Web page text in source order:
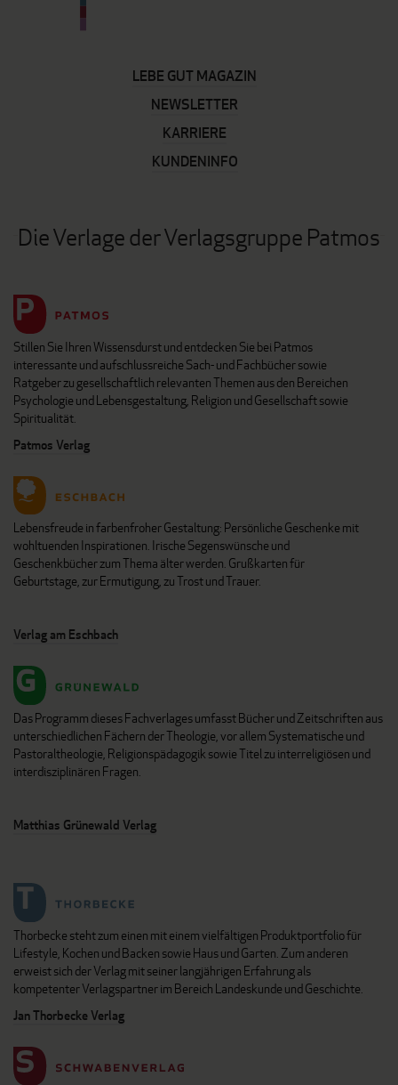
LEBE GUT MAGAZIN
NEWSLETTER
KARRIERE
KUNDENINFO
Die Verlage der Verlagsgruppe Patmos
Stillen Sie Ihren Wissensdurst und entdecken Sie bei Patmos
interessante und aufschlussreiche Sach- und Fachbücher sowie
Ratgeber zu gesellschaftlich relevanten Themen aus den Bereichen
Psychologie und Lebensgestaltung, Religion und Gesellschaft sowie
Spiritualität.
Patmos Verlag
Lebensfreude in farbenfroher Gestaltung: Persönliche Geschenke mit
wohltuenden Inspirationen. Irische Segenswünsche und
Geschenkbücher zum Thema älter werden. Grußkarten für
Geburtstage, zur Ermutigung, zu Trost und Trauer.
Verlag am Eschbach
Das Programm dieses Fachverlages umfasst Bücher und Zeitschriften aus
unterschiedlichen Fächern der Theologie, vor allem Systematische und
Pastoraltheologie, Religionspädagogik sowie Titel zu interreligiösen und
interdisziplinären Fragen.
Matthias Grünewald Verlag
Thorbecke steht zum einen mit einem vielfältigen Produktportfolio für
Lifestyle, Kochen und Backen sowie Haus und Garten. Zum anderen
erweist sich der Verlag mit seiner langjährigen Erfahrung als
kompetenter Verlagspartner im Bereich Landeskunde und Geschichte.
Jan Thorbecke Verlag